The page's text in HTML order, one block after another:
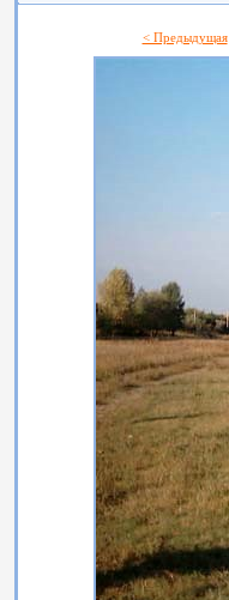
< Предыдущая